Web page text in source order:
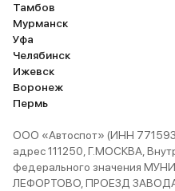
Тамбов
Мурманск
Уфа
Челябинск
Ижевск
Воронеж
Пермь
ООО «Автоспот» (ИНН
адрес 111250, Г.МОСКВА,
федерального значения
ЛЕФОРТОВО, ПРОЕЗД